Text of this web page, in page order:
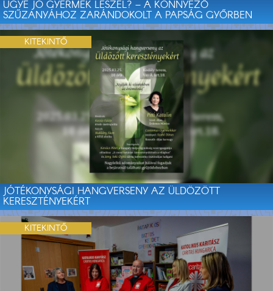
UGYE JÓ GYERMEK LESZEL? – A KÖNNYEZŐ
SZŰZANYÁHOZ ZARÁNDOKOLT A PAPSÁG GYŐRBEN
JÓTÉKONYSÁGI HANGVERSENY AZ ÜLDÖZÖTT
KERESZTÉNYEKÉRT
KITEKINTŐ
KITEKINTŐ